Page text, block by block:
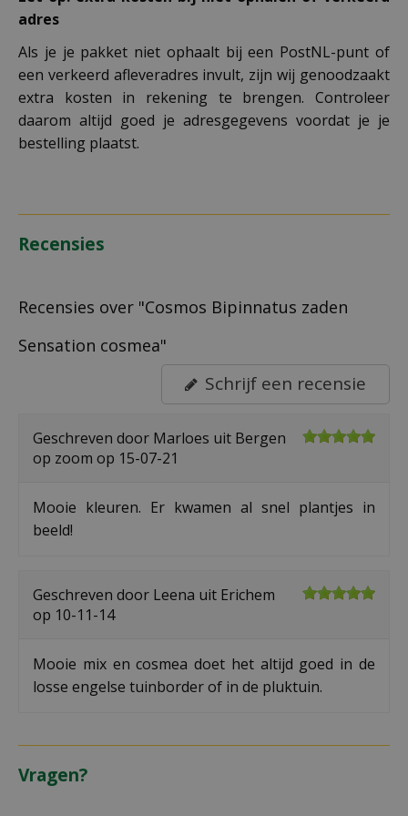
adres
Als je je pakket niet ophaalt bij een PostNL-punt of
een verkeerd afleveradres invult, zijn wij genoodzaakt
extra kosten in rekening te brengen. Controleer
daarom altijd goed je adresgegevens voordat je je
bestelling plaatst.
Recensies
Recensies over "Cosmos Bipinnatus zaden
Sensation cosmea"
Schrijf een recensie
Geschreven door Marloes uit Bergen
op zoom op 15-07-21
Mooie kleuren. Er kwamen al snel plantjes in
beeld!
Geschreven door Leena uit Erichem
op 10-11-14
Mooie mix en cosmea doet het altijd goed in de
losse engelse tuinborder of in de pluktuin.
Vragen?